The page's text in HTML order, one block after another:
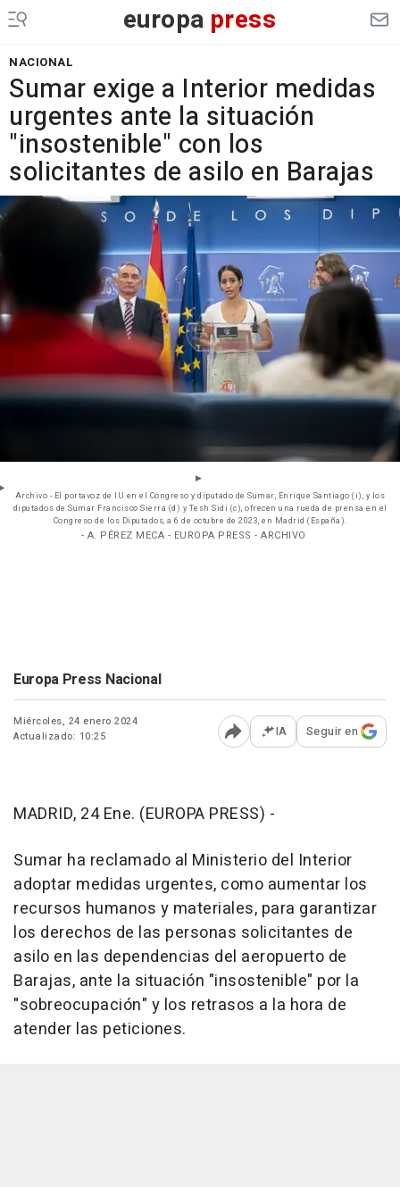
europa press
NACIONAL
Sumar exige a Interior medidas
urgentes ante la situación
"insostenible" con los
solicitantes de asilo en Barajas
Archivo - El portavoz de IU en el Congreso y diputado de Sumar, Enrique Santiago (i), y los
diputados de Sumar Francisco Sierra (d) y Tesh Sidi (c), ofrecen una rueda de prensa en el
Congreso de los Diputados, a 6 de octubre de 2023, en Madrid (España).
- A. PÉREZ MECA - EUROPA PRESS - ARCHIVO
Europa Press Nacional
Miércoles, 24 enero 2024
Actualizado: 10:25
Abrir opciones para
IA Seguir en
MADRID, 24 Ene. (EUROPA PRESS) -
Sumar ha reclamado al Ministerio del Interior
adoptar medidas urgentes, como aumentar los
recursos humanos y materiales, para garantizar
los derechos de las personas solicitantes de
asilo en las dependencias del aeropuerto de
Barajas, ante la situación "insostenible" por la
"sobreocupación" y los retrasos a la hora de
atender las peticiones.